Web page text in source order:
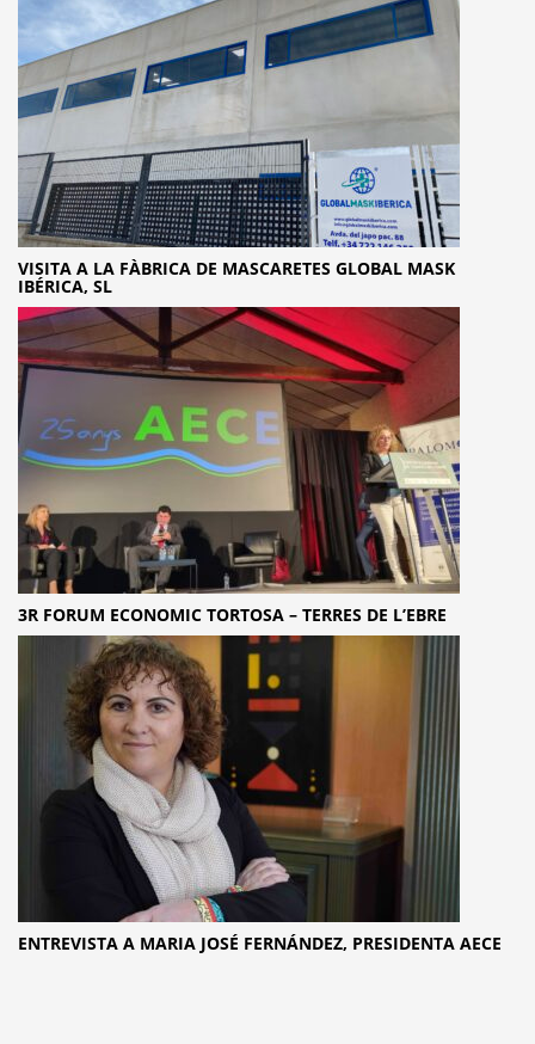
VISITA A LA FÀBRICA DE MASCARETES GLOBAL MASK
IBÉRICA, SL
3R FORUM ECONOMIC TORTOSA – TERRES DE L’EBRE
ENTREVISTA A MARIA JOSÉ FERNÁNDEZ, PRESIDENTA AECE